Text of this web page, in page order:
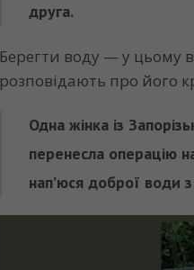
друга.
Берегти воду — у цьому
розповідають про його
Одна жінка із
перенесла операцію
нап’юся доброї води